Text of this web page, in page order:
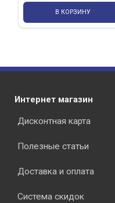
В КОРЗИНУ
Интернет магазин
Дисконтная карта
Полезные статьи
Доставка и оплата
Система скидок